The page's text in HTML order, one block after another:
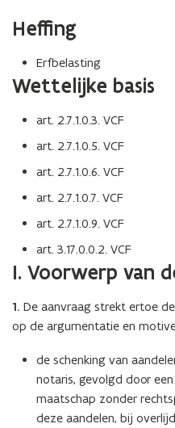
Heffing
Erfbelasting
Wettelijke basis
art. 2.7.1.0.3. VCF
art. 2.7.1.0.5. VCF
art. 2.7.1.0.6. VCF
art. 2.7.1.0.7. VCF
art. 2.7.1.0.9. VCF
art. 3.17.0.0.2. VCF
I. Voorwerp van
1. De aanvraag strekt ertoe
op de argumentatie en
de schenking van
notaris, gevolgd door
maatschap zonder
deze aandelen, bij